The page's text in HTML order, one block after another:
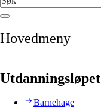
Hovedmeny
Utdanningsløpet
Barnehage